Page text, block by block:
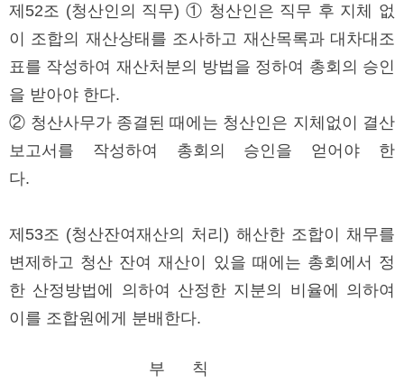
제52조 (청산인의 직무) ① 청산인은 직무 후 지체 없
이 조합의 재산상태를 조사하고 재산목록과 대차대조
표를 작성하여 재산처분의 방법을 정하여 총회의 승인
을 받아야 한다.
② 청산사무가 종결된 때에는 청산인은 지체없이 결산
보고서를 작성하여 총회의 승인을 얻어야 한
다.
제53조 (청산잔여재산의 처리) 해산한 조합이 채무를
변제하고 청산 잔여 재산이 있을 때에는 총회에서 정
한 산정방법에 의하여 산정한 지분의 비율에 의하여
이를 조합원에게 분배한다.
부 칙